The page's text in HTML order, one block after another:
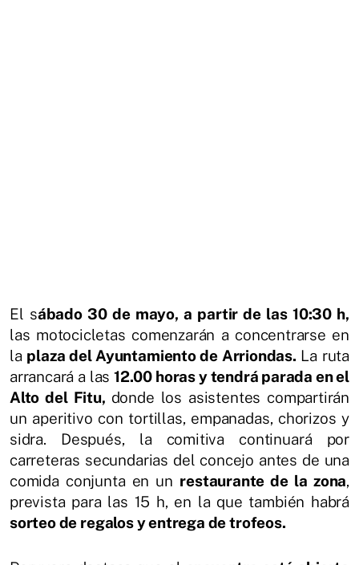
El sábado 30 de mayo, a partir de las 10:30 h,
las motocicletas comenzarán a concentrarse en
la plaza del Ayuntamiento de Arriondas. La ruta
arrancará a las12.00 horas y tendrá parada en el
Alto del Fitu, donde los asistentes compartirán
un aperitivo con tortillas, empanadas, chorizos y
sidra. Después, la comitiva continuará por
carreteras secundarias del concejo antes de una
comida conjunta en un restaurante de la zona,
prevista para las 15 h, en la que también habrá
sorteo de regalos y entrega de trofeos.